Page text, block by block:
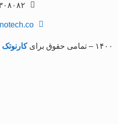
۱۴۰۰ – تمامی حقوق برای کارنوتک